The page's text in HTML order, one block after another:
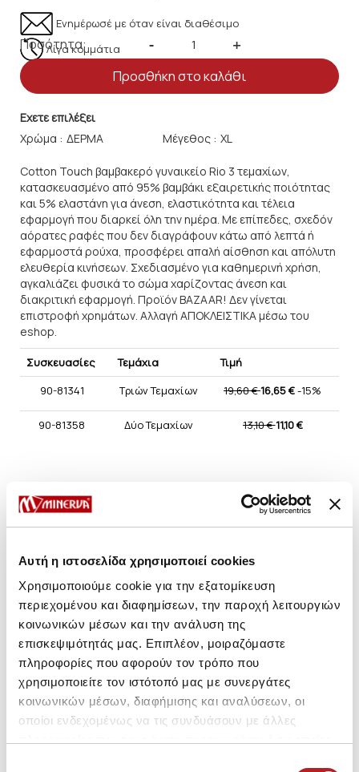
Αυτή η ιστοσελίδα χρησιμοποιεί cookies
Χρησιμοποιούμε cookie για την εξατομίκευση
περιεχομένου και διαφημίσεων, την παροχή λειτουργιών
κοινωνικών μέσων και την ανάλυση της
επισκεψιμότητάς μας. Επιπλέον, μοιραζόμαστε
πληροφορίες που αφορούν τον τρόπο που
χρησιμοποιείτε τον ιστότοπό μας με συνεργάτες
κοινωνικών μέσων, διαφήμισης και αναλύσεων, οι
οποίοι ενδεχομένως να τις συνδυάσουν με άλλες
Ενημέρωσέ με όταν είναι διαθέσιμο
Λίγα κομμάτια
Ποσότητα: - +
Προσθήκη στο καλάθι
Εχετε επιλέξει
Χρώμα :
Μέγεθος :
Cotton Touch βαμβακερό γυναικείο Rio 3 τεμαχίων,
κατασκευασμένο από 95% βαμβάκι εξαιρετικής ποιότητας
και 5% ελαστάνη για άνεση, ελαστικότητα και τέλεια
εφαρμογή που διαρκεί όλη την ημέρα. Με επίπεδες, σχεδόν
αόρατες ραφές που δεν διαγράφουν κάτω από λεπτά ή
εφαρμοστά ρούχα, προσφέρει απαλή αίσθηση και απόλυτη
ελευθερία κινήσεων. Σχεδιασμένο για καθημερινή χρήση,
αγκαλιάζει φυσικά το σώμα χαρίζοντας άνεση και
διακριτική εφαρμογή. Προϊόν BAZAAR! Δεν γίνεται
επιστροφή χρημάτων. Αλλαγή ΑΠΟΚΛΕΙΣΤΙΚΑ μέσω του
eshop.
Συσκευασίες Τεμάχια
Τιμή
90-81341
Τριών Τεμαχίων 19,60 €16,65 €-15%
90-81358 Δύο Τεμαχίων 13,10 €11,10 €
ΤΡΟΠΟΙ ΑΠΟΣΤΟΛΗΣ
Μπορεί να σου αρέσει επίσης
HOT OFFER